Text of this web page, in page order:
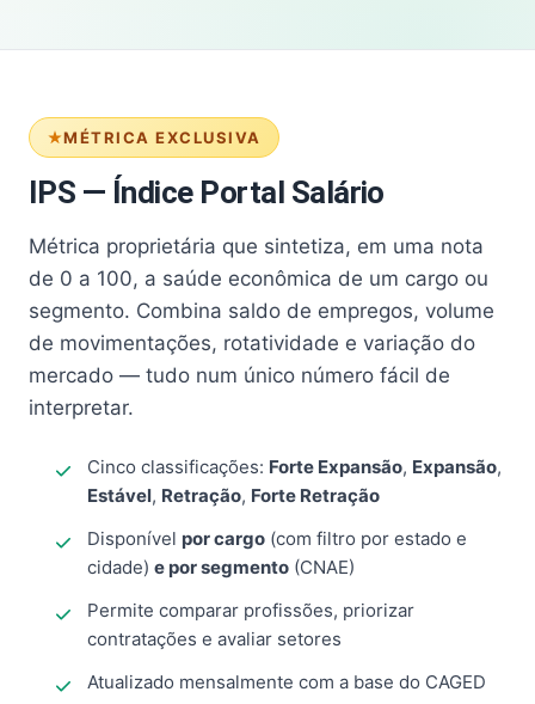
MÉTRICA EXCLUSIVA
IPS — Índice Portal Salário
Métrica proprietária que sintetiza, em uma nota
de 0 a 100, a saúde econômica de um cargo ou
segmento. Combina saldo de empregos, volume
de movimentações, rotatividade e variação do
mercado — tudo num único número fácil de
interpretar.
Cinco classificações: Forte Expansão, Expansão,
Estável, Retração, Forte Retração
Disponível por cargo (com filtro por estado e
cidade) e por segmento (CNAE)
Permite comparar profissões, priorizar
contratações e avaliar setores
Atualizado mensalmente com a base do CAGED